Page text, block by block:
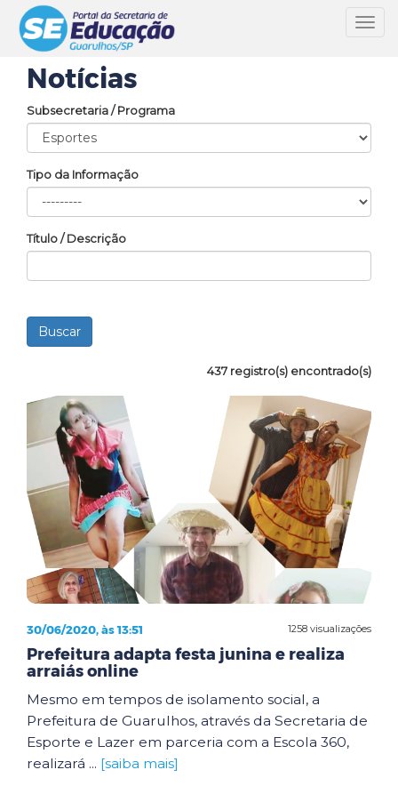
Notícias
Subsecretaria / Programa
Tipo da Informação
Título / Descrição
437 registro(s) encontrado(s)
1258 visualizações
30/06/2020, às 13:51
Prefeitura adapta festa junina e realiza
arraiás online
Mesmo em tempos de isolamento social, a
Prefeitura de Guarulhos, através da Secretaria de
Esporte e Lazer em parceria com a Escola 360,
realizará ... [saiba mais]